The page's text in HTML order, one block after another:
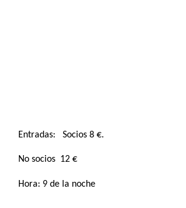
Entradas: Socios 8 €.
No socios 12 €
Hora: 9 de la noche